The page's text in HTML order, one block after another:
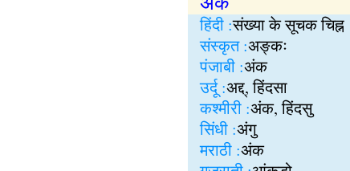
हिंदी :संख्या के सूचक चिह्न
संस्कृत :अङ्कः
पंजाबी :अंक
उर्दू :अद्द्, हिंदसा
कश्मीरी :अंक, हिंदसु
सिंधी :अंगु
मराठी :अंक